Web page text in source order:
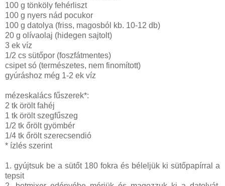
100 g tönköly fehérliszt
100 g nyers nád pocukor
100 g datolya (friss, magosból kb. 10-12 db)
20 g olívaolaj (hidegen sajtolt)
3 ek víz
1/2 cs sütőpor (foszfátmentes)
csipet só (természetes, nem finomított)
gyúráshoz még 1-2 ek víz
mézeskalács fűszerek*:
2 tk örölt fahéj
1 tk örölt szegfűszeg
1/2 tk őrölt gyömbér
1/4 tk őrölt szerecsendió
* ízlés szerint
1. gyújtsuk be a sütőt 180 fokra és béleljük ki sütőpapírral a
tepsit